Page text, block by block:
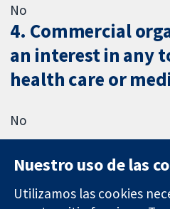
No
4. Commercial
an interest in any
health care or
No
Nuestro uso de las
Utilizamos las cookies